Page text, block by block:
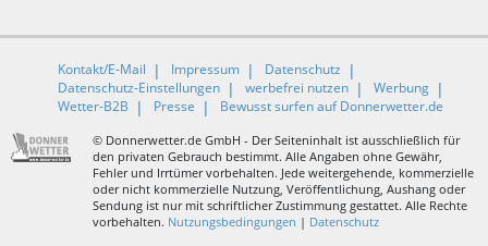
Kontakt/E-Mail Impressum
Datenschutz
Datenschutz-Einstellungen
werbefrei nutzen
Werbung
Wetter-B2B
Presse Bewusst surfen auf Donnerwetter.de
© Donnerwetter.de GmbH - Der Seiteninhalt ist ausschließlich für
den privaten Gebrauch bestimmt. Alle Angaben ohne Gewähr,
Fehler und Irrtümer vorbehalten. Jede weitergehende, kommerzielle
oder nicht kommerzielle Nutzung, Veröffentlichung, Aushang oder
Sendung ist nur mit schriftlicher Zustimmung gestattet. Alle Rechte
vorbehalten. Nutzungsbedingungen | Datenschutz